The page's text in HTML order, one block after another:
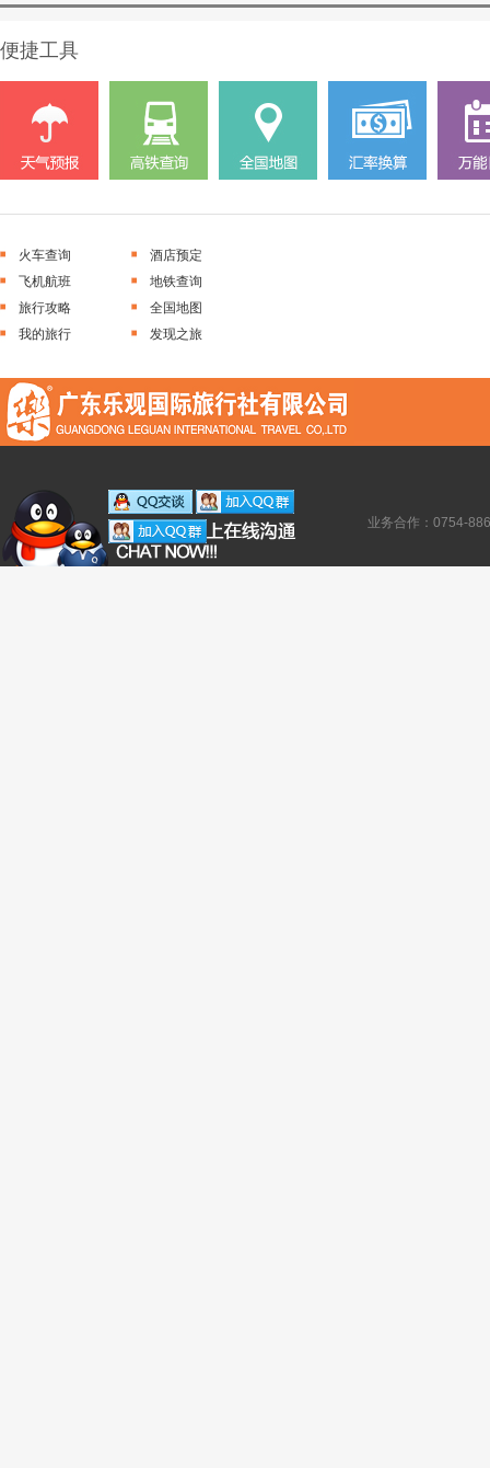
便捷工具
火车查询
酒店预定
飞机航班
地铁查询
旅行攻略
全国地图
我的旅行
发现之旅
业务合作：0754-